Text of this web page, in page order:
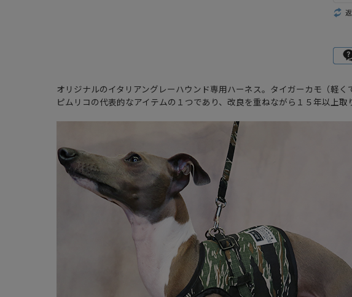
オリジナルのイタリアングレーハウンド専用ハーネス。タイガーカモ（軽く
ピムリコの代表的なアイテムの１つであり、改良を重ねながら１５年以上取